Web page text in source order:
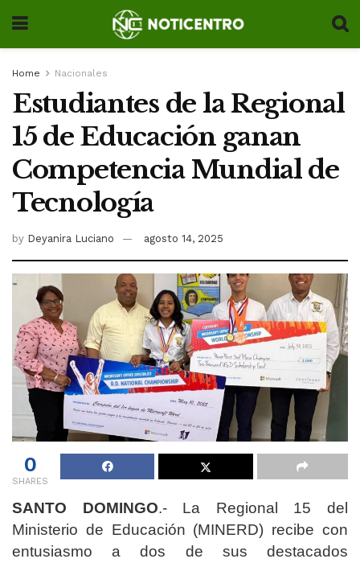
Home Nacionales
Estudiantes de la Regional
15 de Educación ganan
Competencia Mundial de
Tecnología
by Deyanira Luciano agosto 14, 2025
0
SHARES
SANTO DOMINGO.- La Regional 15 del
Ministerio de Educación (MINERD) recibe con
entusiasmo a dos de sus destacados